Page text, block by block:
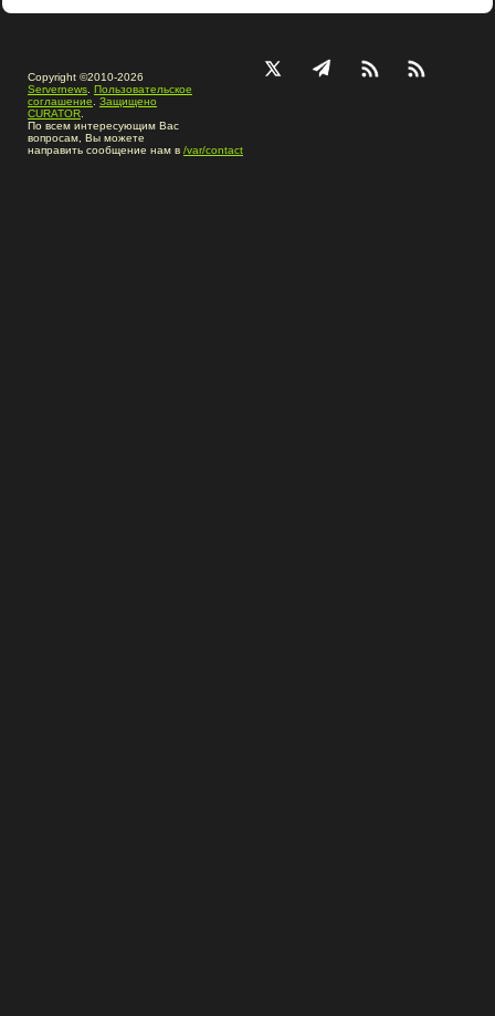
Copyright ©2010-2026
Servernews Пользовательское
соглашение
Защищено
CURATOR
По всем интересующим Вас
вопросам, Вы можете
направить сообщение нам в /var/contact